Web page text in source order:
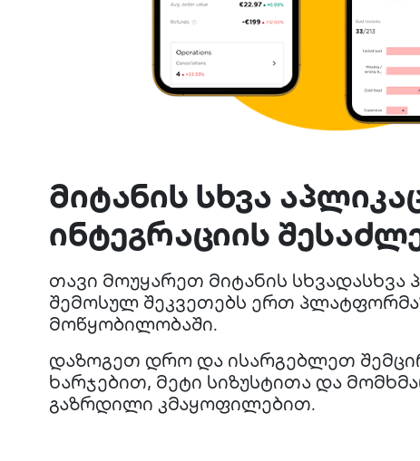
მიტანის სხვა
ინტეგრაციის
თავი მოუყარეთ მიტანის სხვადასხვა
შემოსულ შეკვეთებს ერთ
მოწყობილობაში.
დაზოგეთ დრო და ისარგებლეთ
ხარჯებით, მეტი სიზუსტითა და
გაზრდილი კმაყოფილებით.